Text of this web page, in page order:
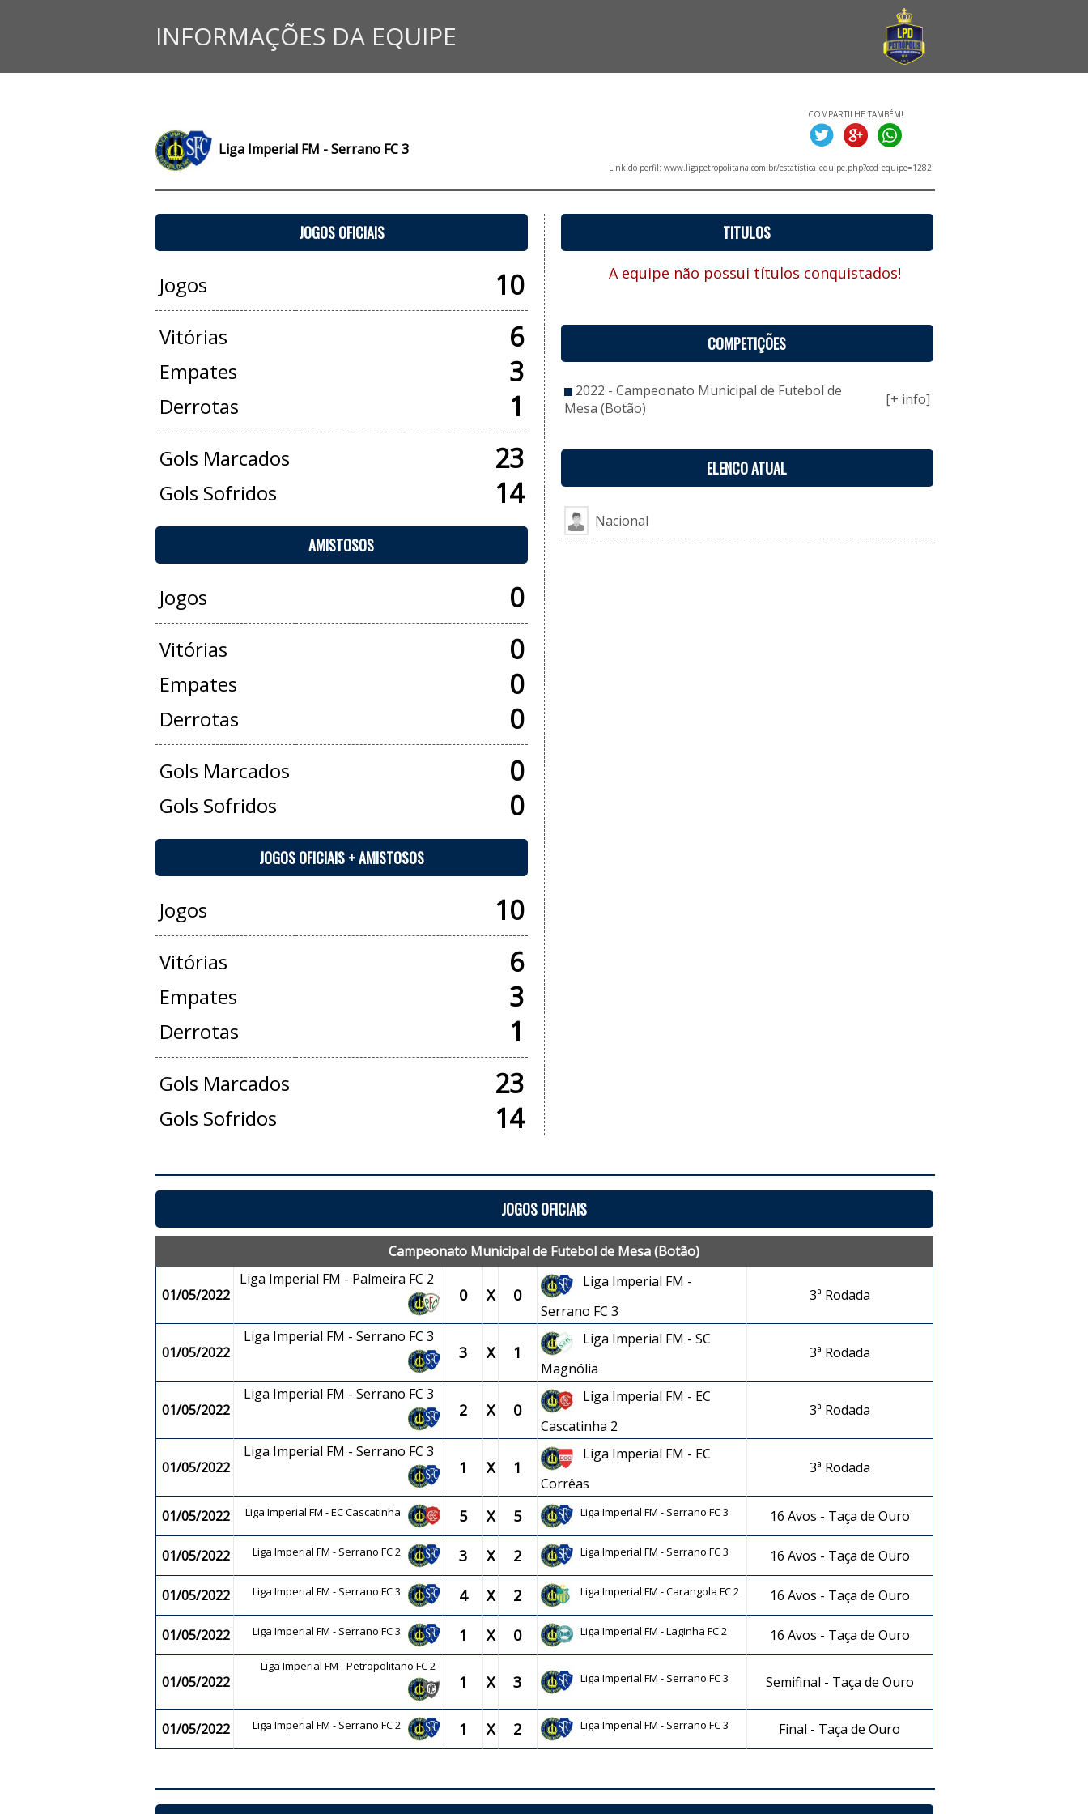
INFORMAÇÕES DA EQUIPE
Liga Imperial FM - Serrano FC 3
COMPARTILHE TAMBÉM!
Link do perfil: www.ligapetropolitana.com.br/estatistica_equipe.php?cod_equipe=1282
JOGOS OFICIAIS
Jogos 10
Vitórias 6
Empates 3
Derrotas 1
Gols Marcados 23
Gols Sofridos 14
AMISTOSOS
Jogos 0
Vitórias 0
Empates 0
Derrotas 0
Gols Marcados 0
Gols Sofridos 0
JOGOS OFICIAIS + AMISTOSOS
Jogos 10
Vitórias 6
Empates 3
Derrotas 1
Gols Marcados 23
Gols Sofridos 14
TITULOS
A equipe não possui títulos conquistados!
COMPETIÇÕES
2022 - Campeonato Municipal de Futebol de
Mesa (Botão)
[+ info]
ELENCO ATUAL
Nacional
JOGOS OFICIAIS
Campeonato Municipal de Futebol de Mesa (Botão)
01/05/2022
Liga Imperial FM - Palmeira FC 2
0 X 0
Liga Imperial FM -
Serrano FC 3
3ª Rodada
01/05/2022
Liga Imperial FM - Serrano FC 3
3 X 1
Liga Imperial FM - SC
Magnólia
3ª Rodada
01/05/2022
Liga Imperial FM - Serrano FC 3
2 X 0
Liga Imperial FM - EC
Cascatinha 2
3ª Rodada
01/05/2022
Liga Imperial FM - Serrano FC 3
1 X 1
Liga Imperial FM - EC
Corrêas
3ª Rodada
01/05/2022 Liga Imperial FM - EC Cascatinha 5 X 5 Liga Imperial FM - Serrano FC 3 16 Avos - Taça de Ouro
01/05/2022 Liga Imperial FM - Serrano FC 2 3 X 2 Liga Imperial FM - Serrano FC 3 16 Avos - Taça de Ouro
01/05/2022 Liga Imperial FM - Serrano FC 3 4 X 2 Liga Imperial FM - Carangola FC 2 16 Avos - Taça de Ouro
01/05/2022 Liga Imperial FM - Serrano FC 3 1 X 0 Liga Imperial FM - Laginha FC 2 16 Avos - Taça de Ouro
01/05/2022
Liga Imperial FM - Petropolitano FC 2
1 X 3 Liga Imperial FM - Serrano FC 3 Semifinal - Taça de Ouro
01/05/2022 Liga Imperial FM - Serrano FC 2 1 X 2 Liga Imperial FM - Serrano FC 3 Final - Taça de Ouro